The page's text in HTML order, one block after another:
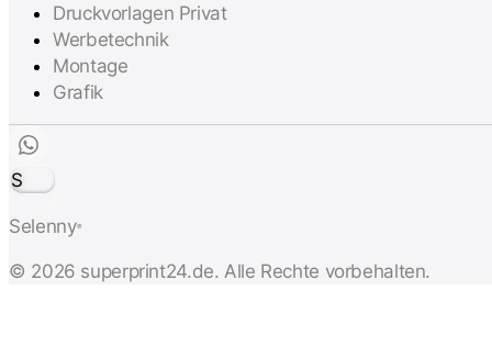
Druckvorlagen Privat
Werbetechnik
Montage
Grafik
S
Selenny®
© 2026 superprint24.de. Alle Rechte vorbehalten.